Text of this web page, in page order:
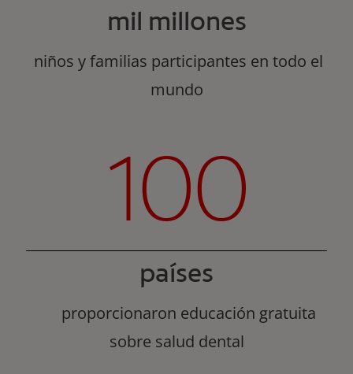
mil millones
niños y familias participantes en todo el
mundo
100
países
proporcionaron educación gratuita
sobre salud dental